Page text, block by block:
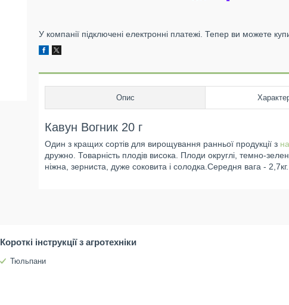
У компанії підключені електронні платежі. Тепер ви можете
Опис
Кавун Вогник 20 г
Один з кращих сортів для вирощування ранньої продукції з
дружно Товарність плодів висока Плоди округлі темно-
ніжна, зерниста , дуже соковита і солодка. Середня вага - 2,7кг.
Короткі інструкції з агротехніки
Тюльпани